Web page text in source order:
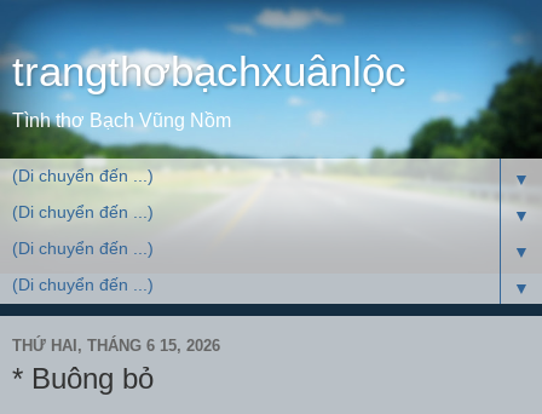
trangthơbạchxuânlộc
Tình thơ Bạch Vũng Nồm
▼
▼
▼
▼
THỨ HAI, THÁNG 6 15, 2026
* Buông bỏ